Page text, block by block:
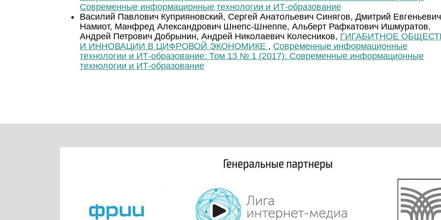
Современные информационные технологии и ИТ-образование
Василий Павлович Куприяновский, Сергей Анатольевич Синягов, Дмитрий Евгеньевич
Намиот, Манфред Александрович Шнепс-Шнеппе, Альберт Рафкатович Ишмуратов,
Андрей Петрович Добрынин, Андрей Николаевич Колесников, ГИГАБИТНОЕ
И ИННОВАЦИИ В ЦИФРОВОЙ ЭКОНОМИКЕ , Современные информационные
технологии и ИТ-образование: Том 13 № 1 (2017): Современные информационные
технологии и ИТ-образование